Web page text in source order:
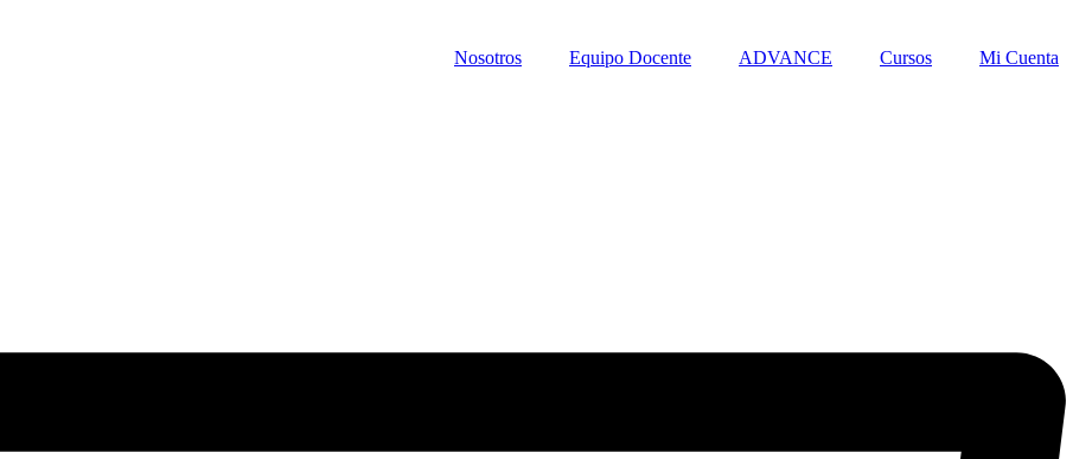
Nosotros Equipo Docente ADVANCE Cursos
Mi Cuenta